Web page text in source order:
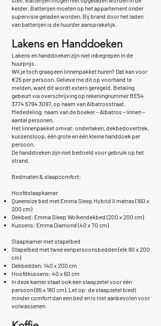
kelder. Batterijen moeten op het appartement onder
supervisie geladen worden. Bij brand door het laden
van batterijen is de huurder aansprakelijk.
Lakens en Handdoeken
Lakens en handdoeken zijn niet inbegrepen in de
huurprijs.
Wil je toch graag een linnenpakket huren? Dat kan voor
€25 per persoon. Gelieve me dit op voorhand te
melden, want dit wordt extern geregeld. Betaling
gebeurt via overschrijving op rekeningnummer BE54
3774 5794 3097, op naam van Albatrosstraat.
Mededeling: naam van de boeker – Albatros – linnen –
aantal personen.
Het linnenpakket omvat: onderlaken, dekbedovertrek,
kussensloop, één grote en één kleine handdoek per
persoon.
De handdoeken zijn niet bedoeld voor gebruik op het
strand.
Bedmaten & slaapcomfort:
Hoofdslaapkamer
Queensize bed met Emma Sleep Hybrid II matras (160 x
200 cm)
Dekbed: Emma Sleep Wolkendekbed (200 x 200 cm)
Kussens: Emma Diamond (40 x 70 cm)
Slaapkamer met stapelbed
Stapelbed met twee eenpersoonsbedden (elk 90 x 200
cm)
Dekbedden: 140 x 200 cm
Hoofdkussens: 40 x 60 cm
In deze kamer staat ook een slaapzetel voor één
persoon (85 x 180 cm). Let op: de slaapzetel biedt
minder comfort dan een bed en is niet aanbevolen voor
volwassenen